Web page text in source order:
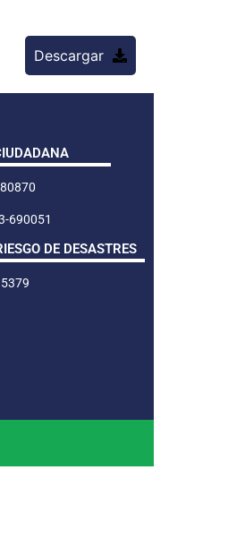
Descargar
690051
DE DESASTRES